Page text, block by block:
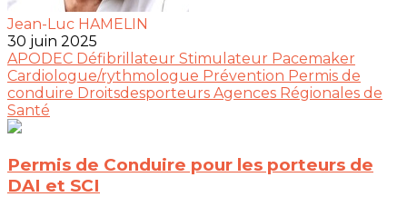
Jean-Luc HAMELIN
30 juin 2025
APODEC Défibrillateur Stimulateur Pacemaker
Cardiologue/rythmologue Prévention Permis de
conduire Droitsdesporteurs Agences Régionales de
Santé
Permis de Conduire pour les porteurs de
DAI et SCI